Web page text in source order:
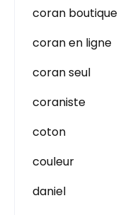
coran boutique
coran en ligne
coran seul
coraniste
coton
couleur
daniel